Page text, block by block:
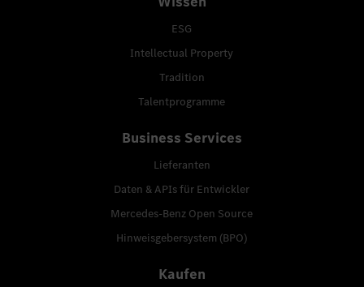
ESG
Intellectual Property
Tradition
Talentprogramme
Business Services
Lieferanten
Daten & APIs für Entwickler
Mercedes-Benz Open Source
Hinweisgebersystem (BPO)
Kaufen